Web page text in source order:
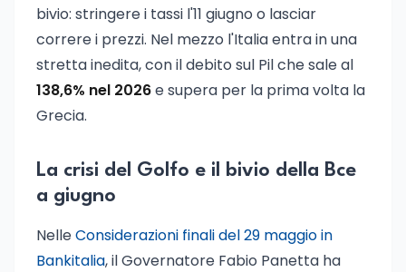
bivio: stringere i tassi l'11 giugno o lasciar
correre i prezzi. Nel mezzo l'Italia entra in una
stretta inedita, con il debito sul Pil che sale al
138,6% nel 2026e supera per la prima volta la
Grecia.
La crisi del Golfo e il bivio della Bce
a giugno
NelleConsiderazioni finali del 29 maggio in
Bankitalia, il Governatore Fabio Panetta ha